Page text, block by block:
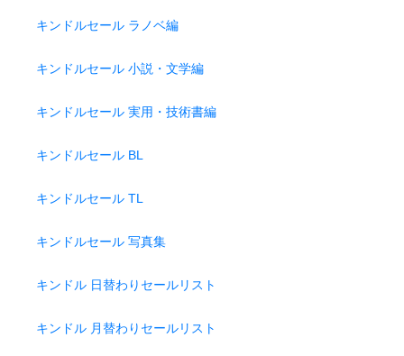
キンドルセール ラノベ編
キンドルセール 小説・文学編
キンドルセール 実用・技術書編
キンドルセール BL
キンドルセール TL
キンドルセール 写真集
キンドル 日替わりセールリスト
キンドル 月替わりセールリスト